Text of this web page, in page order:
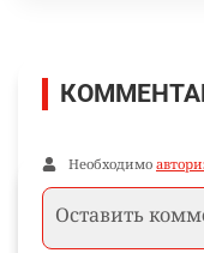
Необходимо